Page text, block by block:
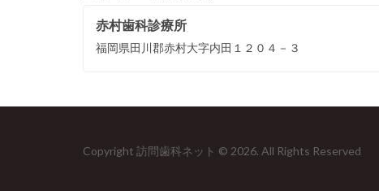
赤村歯科診療所
福岡県田川郡赤村大字内田１２０４－３
Copyright 訪問歯科ネット © 2026. All Rights Reserved